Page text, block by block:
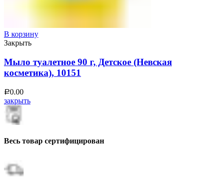
В корзину
Закрыть
Мыло туалетное 90 г, Детское (Невская
косметика), 10151
Р0.00
закрыть
Весь товар сертифицирован